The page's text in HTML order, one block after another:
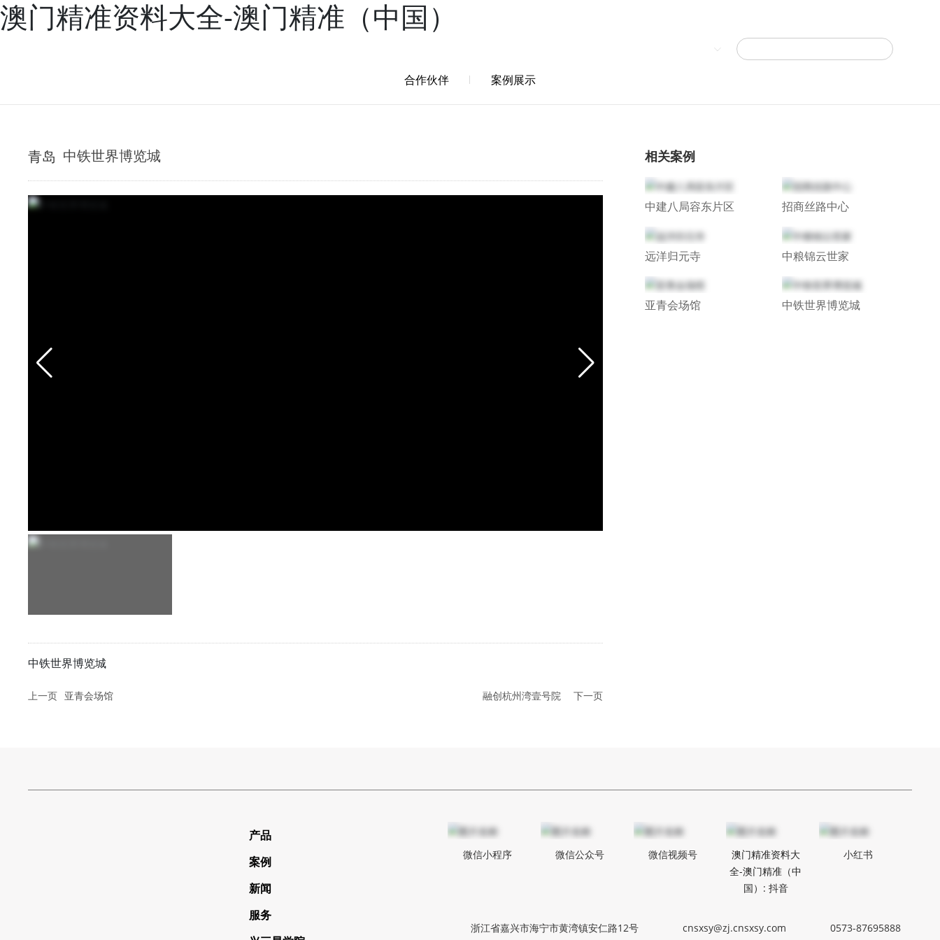
澳门精准资料大全-澳门精准（中国）
合作伙伴 案例展示
青岛 中铁世界博览城
中铁世界博览城
上一页 亚青会场馆 融创杭州湾壹号院 下一页
相关案例
中建八局容东片区 招商丝路中心
远洋归元寺 中粮锦云世家
亚青会场馆 中铁世界博览城
产品
案例
新闻
服务
微信小程序 微信公众号 微信视频号
澳门精准资料大
全-澳门精准（中
国）: 抖音
小红书
浙江省嘉兴市海宁市黄湾镇安仁路12号 cnsxsy@zj.cnsxsy.com 0573-87695888